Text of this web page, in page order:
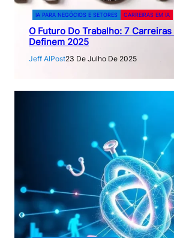
IA PARA NEGÓCIOS E SETORES CARREIRAS EM IA
O Futuro Do Trabalho: 7 Carreiras
Definem 2025
Jeff AIPost23 De Julho De 2025